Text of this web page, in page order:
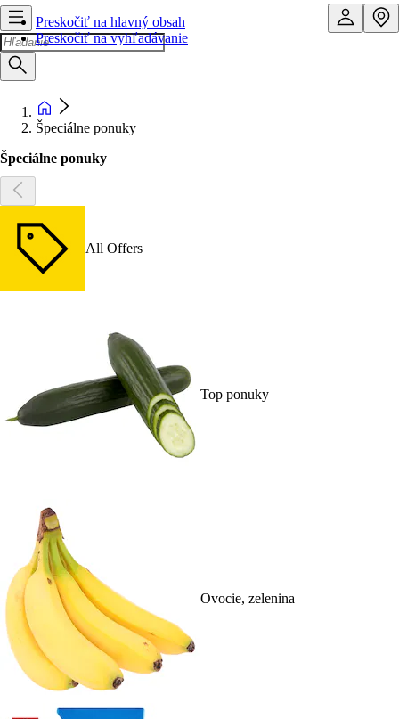
Preskočiť na hlavný obsah
Preskočiť na vyhľadávanie
Špeciálne ponuky
Špeciálne ponuky
All Offers
Top ponuky
Ovocie, zelenina